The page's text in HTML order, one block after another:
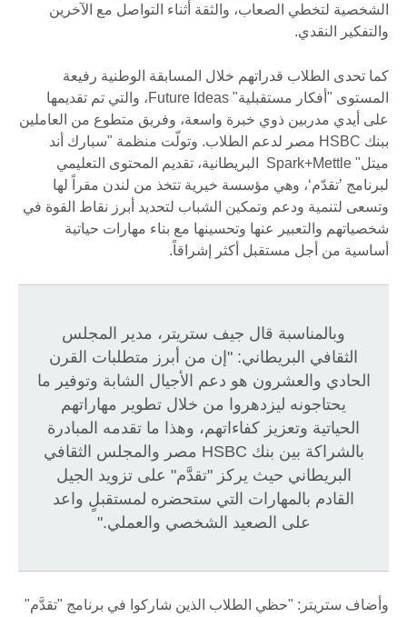
الشخصية لتخطي الصعاب، والثقة أثناء التواصل مع الآخرين
والتفكير النقدي.
كما تحدى الطلاب قدراتهم خلال المسابقة الوطنية رفيعة
المستوى "أفكار مستقبلية" Future Ideas، والتي تم تقديمها
على أيدي مدربين ذوي خبرة واسعة، وفريق متطوع من العاملين
ببنك HSBC مصر لدعم الطلاب. وتولّت منظمة "سبارك أند
ميتل" Spark+Mettle البريطانية، تقديم المحتوى التعليمي
لبرنامج ’تقدّم‘، وهي مؤسسة خيرية تتخذ من لندن مقراً لها
وتسعى لتنمية ودعم وتمكين الشباب لتحديد أبرز نقاط القوة في
شخصياتهم والتعبير عنها وتحسينها مع بناء مهارات حياتية
أساسية من أجل مستقبل أكثر إشراقاً.
وبالمناسبة قال جيف ستريتر، مدير المجلس
الثقافي البريطاني: "إن من أبرز متطلبات القرن
الحادي والعشرون هو دعم الأجيال الشابة وتوفير ما
يحتاجونه ليزدهروا من خلال تطوير مهاراتهم
الحياتية وتعزيز كفاءاتهم، وهذا ما تقدمه المبادرة
بالشراكة بين بنك HSBC مصر والمجلس الثقافي
البريطاني حيث يركز "تقدَّم" على تزويد الجيل
القادم بالمهارات التي ستحضره لمستقبلٍ واعد
على الصعيد الشخصي والعملي."
وأضاف ستريتر: "حظي الطلاب الذين شاركوا في برنامج "تقدَّم"